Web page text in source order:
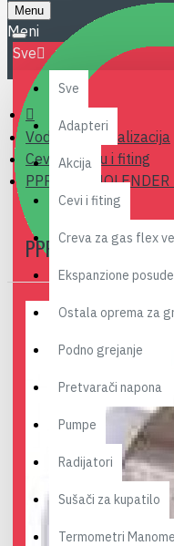
Menu
Sve
Sve
Adapteri
Akcija
Cevi i fiting
Creva za gas flex
Ekspanzione posude
Ostala oprema za
Podno grejanje
Pretvarači napona
Pumpe
Radijatori
Sušači za kupatilo
Termometri
Vodovod i kanalizacija
Cevi za vodu i fiting
PPR MET.
PPR MET.